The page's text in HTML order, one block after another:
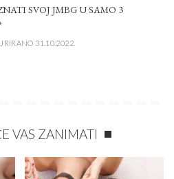
SVOJ JMBG U SAMO 3
31.10.2022.
VAS ZANIMATI